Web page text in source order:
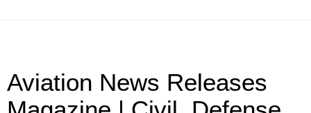
Aviation News Releases